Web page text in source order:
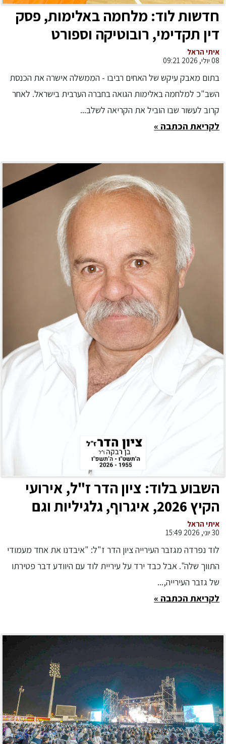
חדשות לוד: מלחמה באלימות, פסק
דין תקדימי, רובוטיקה וספורט
איתי הראל
08 יולי, 2026 09:21
בתום מאבק עיקש של האחים רביבו - הממשלה אישרה את הכנסת
השב"כ למלחמה באלימות הגואה בחברה הערבית בישראל. לאחר
קרוב לעשור שבו הוביל את הקריאה לשלב...
לקריאת הכתבה »
השבוע בלוד: ציון הדר ז"ל, אירועי
הקיץ 2026, איגרוף, גלגיליות וגם
בדמינטון
איתי הראל
30 יוני, 2026 15:49
לוד נפרדה מגזבר העירייה ציון הדר ז"ל: "איבדנו את אחד מעמודי
התווך שלה". אבל כבד ירד על עיריית לוד עם היוודע דבר פטירתו
של גזבר העירייה,...
לקריאת הכתבה »